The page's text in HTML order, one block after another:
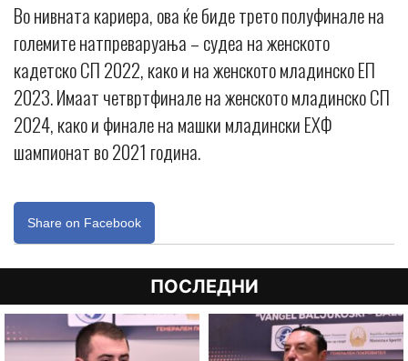
Во нивната кариера, ова ќе биде трето полуфинале на
големите натпреваруања – судеа на женското
кадетско СП 2022, како и на женското младинско ЕП
2023. Имаат четвртфинале на женското младинско СП
2024, како и финале на машки младински ЕХФ
шампионат во 2021 година.
Share on Facebook
ПОСЛЕДНИ